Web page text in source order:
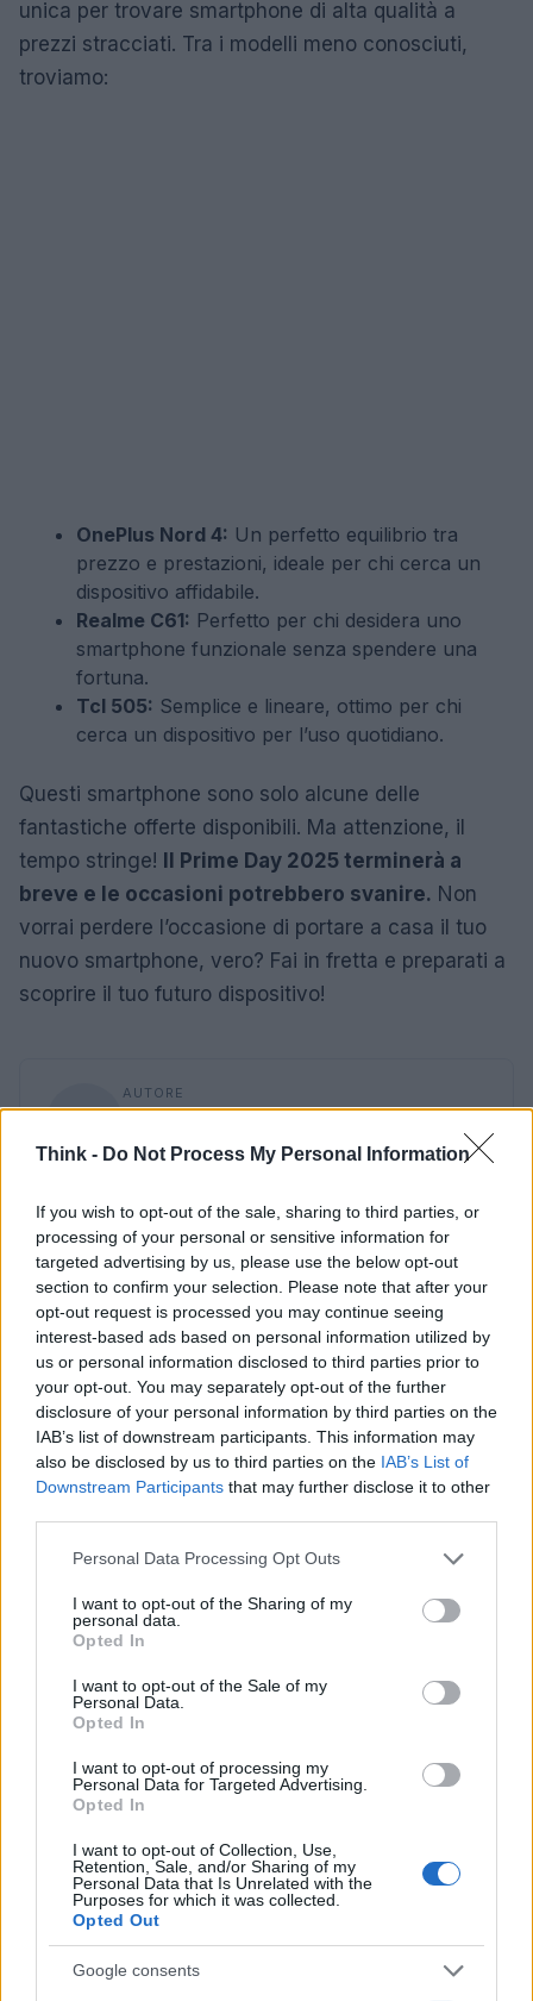
Think - Do Not Process My Personal Information
If you wish to opt-out of the sale, sharing to third parties, or
processing of your personal or sensitive information for
targeted advertising by us, please use the below opt-out
section to confirm your selection. Please note that after your
opt-out request is processed you may continue seeing
interest-based ads based on personal information utilized by
us or personal information disclosed to third parties prior to
your opt-out. You may separately opt-out of the further
disclosure of your personal information by third parties on the
IAB’s list of downstream participants. This information may
also be disclosed by us to third parties on the IAB’s List of
Downstream Participants that may further disclose it to other
Please note that this website/app uses one or more Google
not limited to your visit or usage behaviour. You may click to
grant or deny consent to Google and its third-party tags to
use your data for below specified purposes in below Google
consent section.
Personal Data Processing Opt Outs
I want to opt-out of the Sharing of my
personal data.
Opted In
I want to opt-out of the Sale of my
Personal Data.
Opted In
I want to opt-out of processing my
Personal Data for Targeted Advertising.
Opted In
I want to opt-out of Collection, Use,
Retention, Sale, and/or Sharing of my
Personal Data that Is Unrelated with the
Purposes for which it was collected.
Opted Out
Google consents
unica per trovare smartphone di alta qualità a
prezzi stracciati. Tra i modelli meno conosciuti,
troviamo:
OnePlus Nord 4: Un perfetto equilibrio tra
prezzo e prestazioni, ideale per chi cerca un
dispositivo affidabile.
Realme C61: Perfetto per chi desidera uno
smartphone funzionale senza spendere una
fortuna.
Tcl 505: Semplice e lineare, ottimo per chi
cerca un dispositivo per l’uso quotidiano.
Questi smartphone sono solo alcune delle
fantastiche offerte disponibili. Ma attenzione, il
tempo stringe! Il Prime Day 2025 terminerà a
breve e le occasioni potrebbero svanire. Non
vorrai perdere l’occasione di portare a casa il tuo
nuovo smartphone, vero? Fai in fretta e preparati a
scoprire il tuo futuro dispositivo!
AUTORE
Staff
Continua a leggere
FUTURE